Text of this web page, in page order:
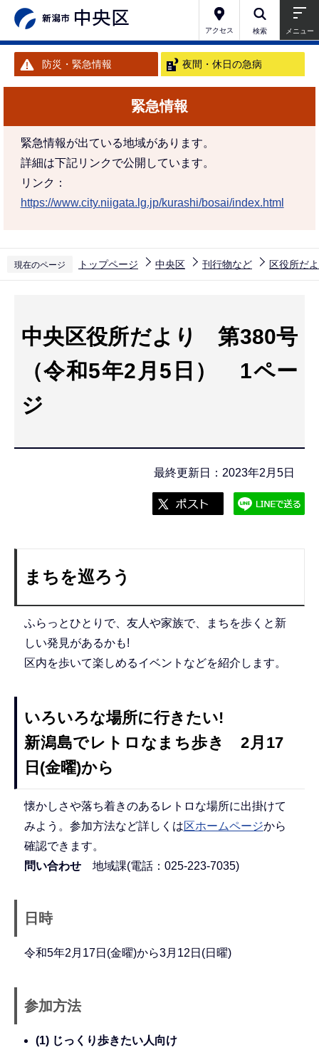
ジ
先
アクセス 検索 メニュー
防災・緊急情報 夜間・休日の急病
緊急情報
緊急情報が出ている地域があります。
詳細は下記リンクで公開しています。
リンク：
https://www.city.niigata.lg.jp/kurashi/bosai/index.html
現在のページ トップページ 中央区 刊行物など 区役所だ
中央区役所だより 第380号
（令和5年2月5日） 1ペー
ジ
最終更新日：2023年2月5日
まちを巡ろう
ふらっとひとりで、友人や家族で、まちを歩くと新
しい発見があるかも!
区内を歩いて楽しめるイベントなどを紹介します。
いろいろな場所に行きたい!
新潟島でレトロなまち歩き 2月17
日(金曜)から
懐かしさや落ち着きのあるレトロな場所に出掛けて
みよう。参加方法など詳しくは区ホームページから
確認できます。
問い合わせ 地域課(電話：025-223-7035)
日時
令和5年2月17日(金曜)から3月12日(日曜)
参加方法
(1) じっくり歩きたい人向け